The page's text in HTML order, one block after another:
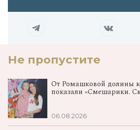
Не пропустите
От Ромашковой долины к
показали «Смешарики.
06.08.2026